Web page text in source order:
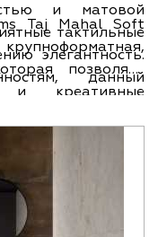
и матовой
тактильные
элегантность.
данный
пола, так и для
выбором для
Taj Mahal Soft
позволяет
креативные
самые смелые
Благодаря
окраске, этот
в любой стиль
помещения.